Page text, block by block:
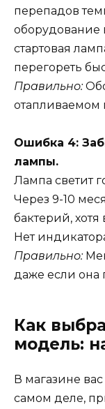
перепадов
оборудование
стартовая
перегореть
Правильно:
отапливаемом
Ошибка 4:
лампы.
Лампа светит
Через 9-10
бактерий,
Нет
Правильно:
даже если она
Как
модель:
В магазине
самом деле,